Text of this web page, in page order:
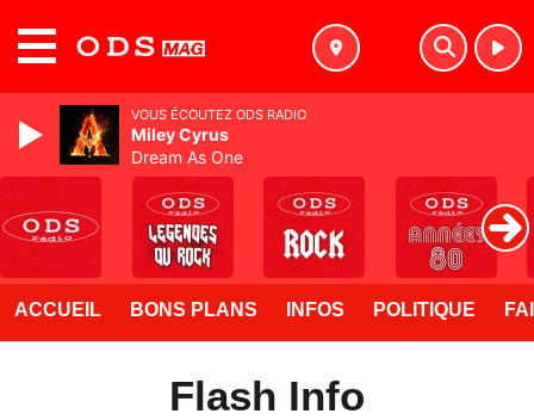
ACCUEIL BONS PLANS INFOS POLITIQUE
Flash Info
VOUS ÉCOUTEZ ODS RADIO
Miley Cyrus
Dream As One